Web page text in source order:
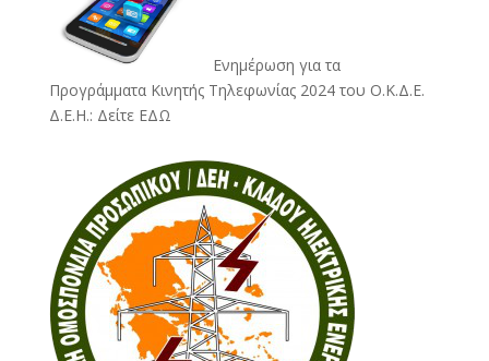
Ενημέρωση για τα
Προγράμματα Κινητής Τηλεφωνίας 2024 του Ο.Κ.Δ.Ε.
Δ.Ε.Η.: Δείτε ΕΔΩ